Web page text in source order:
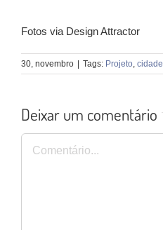
Fotos via Design Attractor
30, novembro Tags: Projeto, cidade
Deixar um comentário
Comentário